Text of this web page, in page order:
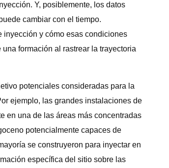
Y, posiblemente, los datos
cambiar con el tiempo.
inyección y cómo esas condiciones
formación al rastrear la trayectoria
potenciales consideradas para la
ejemplo, las grandes instalaciones de
en una de las áreas más concentradas
potencialmente capaces de
se construyeron para inyectar en
específica del sitio sobre las